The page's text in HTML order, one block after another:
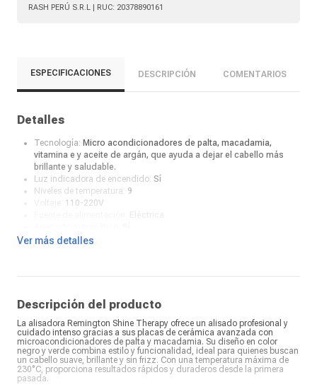
RASH PERÚ S.R.L | RUC: 20378890161
ESPECIFICACIONES DESCRIPCIÓN COMENTARIOS
Detalles
Tecnología: Micro acondicionadores de palta, macadamia,
vitamina e y aceite de argán, que ayuda a dejar el cabello más
brillante y saludable.
Luz indicadora de encendido: Sí
Niveles de temperatura: 9
110-220V
Cable giratorio:
Material de las placas:Cerámica
Temperatura máxima:
230°C
Velocidad de calentamiento: 30 segundos
Color:Negro
¿Qué incluye en la caja?:Alisadora y manual de instrucción
Ver más detalles
Descripción del producto
La alisadora Remington Shine Therapy ofrece un alisado profesional y
cuidado intenso gracias a sus placas de cerámica avanzada con
microacondicionadores de palta y macadamia. Su diseño en color
negro y verde combina estilo y funcionalidad, ideal para quienes buscan
un cabello suave, brillante y sin frizz. Con una temperatura máxima de
230°C, proporciona resultados rápidos y duraderos desde la primera
pasada.